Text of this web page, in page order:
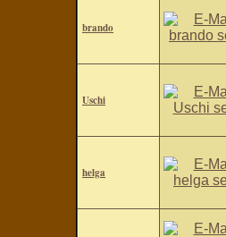
brando
Uschi
helga